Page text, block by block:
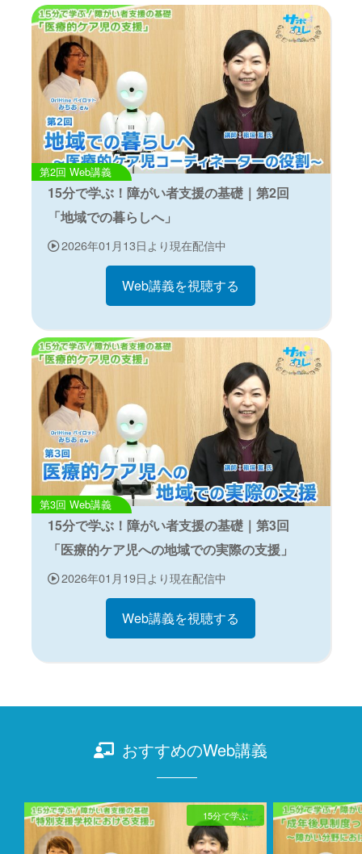
Web講義
15分で学ぶ！障がい者支援の基礎｜第2回
「地域での暮らしへ」
2026年01月13日より現在配信中
Web講義を視聴する
Web講義
15分で学ぶ！障がい者支援の基礎｜第3回
「医療的ケア児への地域での実際の支援」
2026年01月19日より現在配信中
Web講義を視聴する
おすすめのWeb講義
15分で学ぶ